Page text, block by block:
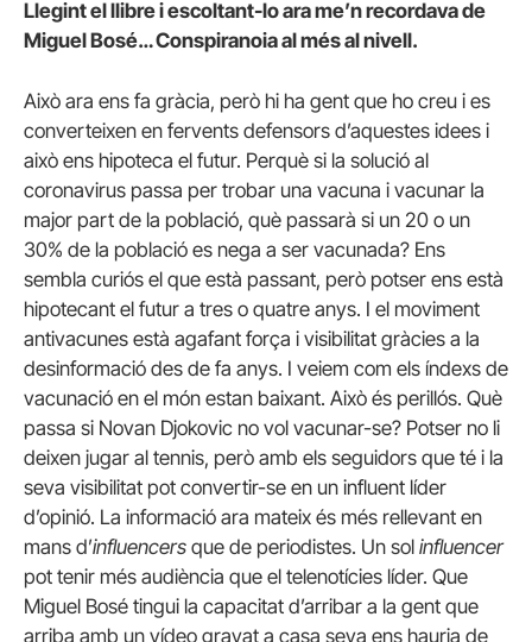
Llegint el llibre i escoltant-lo ara me’n recordava de
Miguel Bosé… Conspiranoia al més al nivell.
Això ara ens fa gràcia, però hi ha gent que ho creu i es
converteixen en fervents defensors d’aquestes idees i
això ens hipoteca el futur. Perquè si la solució al
coronavirus passa per trobar una vacuna i vacunar la
major part de la població, què passarà si un 20 o un
30% de la població es nega a ser vacunada? Ens
sembla curiós el que està passant, però potser ens està
hipotecant el futur a tres o quatre anys. I el moviment
antivacunes està agafant força i visibilitat gràcies a la
desinformació des de fa anys. I veiem com els índexs de
vacunació en el món estan baixant. Això és perillós. Què
passa si Novan Djokovic no vol vacunar-se? Potser no li
deixen jugar al tennis, però amb els seguidors que té i la
seva visibilitat pot convertir-se en un influent líder
d’opinió. La informació ara mateix és més rellevant en
mans d’influencers que de periodistes. Un sol influencer
pot tenir més audiència que el telenotícies líder. Que
Miguel Bosé tingui la capacitat d’arribar a la gent que
arriba amb un vídeo gravat a casa seva ens hauria de